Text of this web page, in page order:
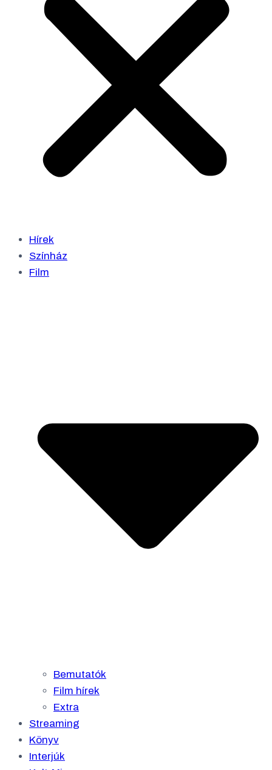
Hírek
Színház
Film
Bemutatók
Film hírek
Extra
Streaming
Könyv
Interjúk